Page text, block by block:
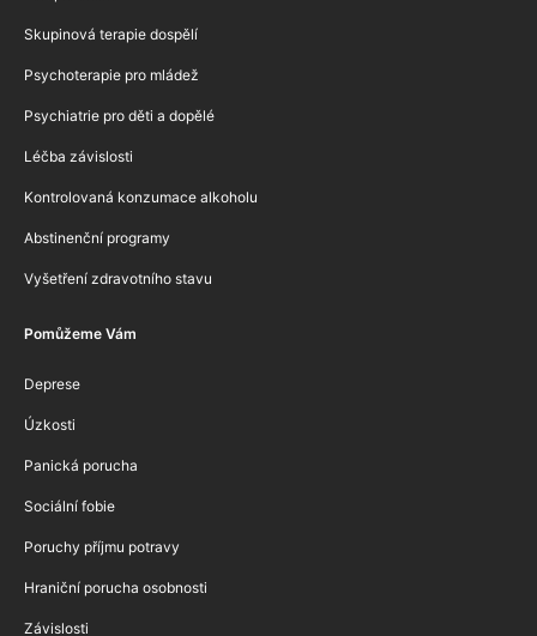
Skupinová terapie dospělí
Psychoterapie pro mládež
Psychiatrie pro děti a dopělé
Léčba závislosti
Kontrolovaná konzumace alkoholu
Abstinenční programy
Vyšetření zdravotního stavu
Pomůžeme Vám
Deprese
Úzkosti
Panická porucha
Sociální fobie
Poruchy příjmu potravy
Hraniční porucha osobnosti
Závislosti